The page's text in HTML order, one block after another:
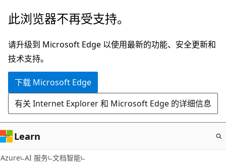
跳
主
要
内
此浏览器不再受支持。
请升级到 Microsoft Edge 以使用最新的功能、安全更新和
技术支持。
下载 Microsoft Edge
有关 Internet Explorer 和 Microsoft Edge 的详细信息
Learn
Azure AI 服务 文档智能